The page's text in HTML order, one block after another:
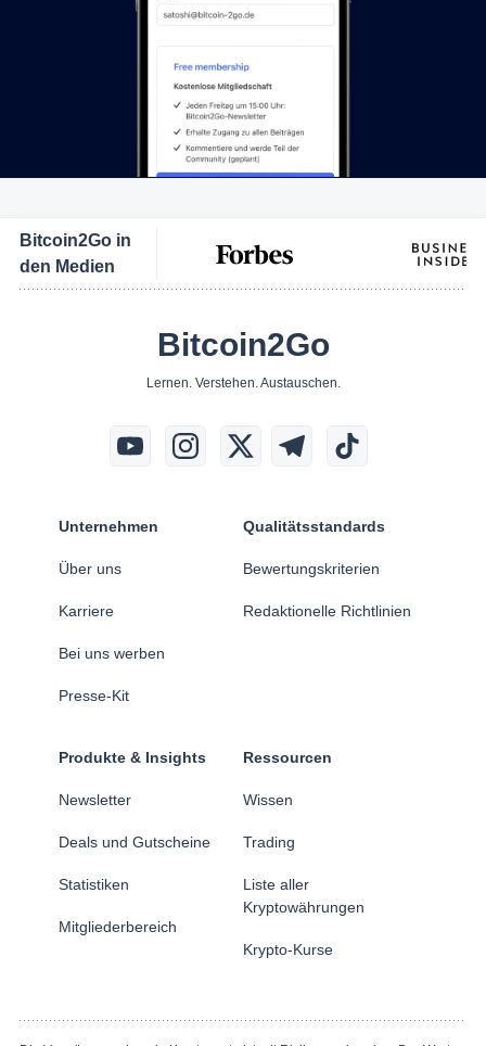
Bitcoin2Go in
den Medien
Bitcoin2Go
Lernen. Verstehen. Austauschen.
Unternehmen
Über uns
Karriere
Bei uns werben
Presse-Kit
Qualitätsstandards
Bewertungskriterien
Redaktionelle Richtlinien
Produkte & Insights
Newsletter
Deals und Gutscheine
Statistiken
Mitgliederbereich
Ressourcen
Wissen
Trading
Liste aller
Kryptowährungen
Krypto-Kurse